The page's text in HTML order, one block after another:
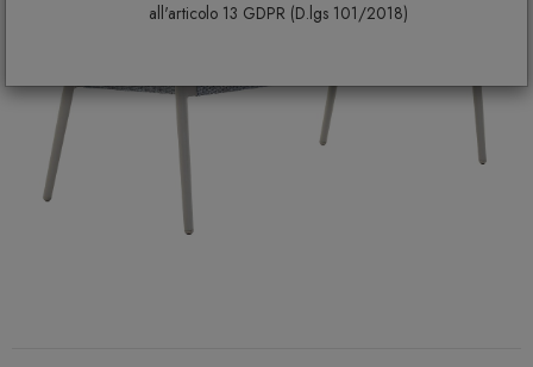
all'articolo 13 GDPR (D.lgs 101/2018)